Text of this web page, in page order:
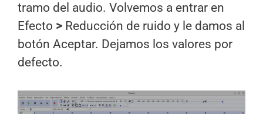
tramo del audio. Volvemos a entrar en
Efecto > Reducción de ruido y le damos al
botón Aceptar. Dejamos los valores por
defecto.